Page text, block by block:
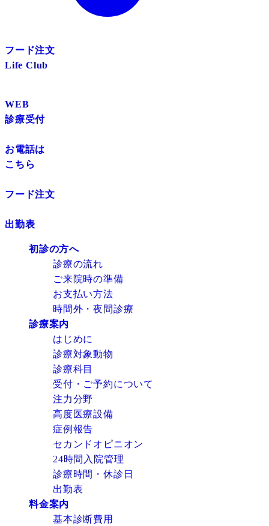
フード注文
Life Club
WEB
診療受付
お電話は
こちら
フード注文
出勤表
初診の方へ
診療の流れ
ご来院時の準備
お支払い方法
時間外・夜間診療
診療案内
はじめに
診療対象動物
診療科目
受付・ご予約について
注力分野
高度医療設備
症例報告
セカンドオピニオン
24時間入院管理
診療時間・休診日
出勤表
料金案内
基本診断費用